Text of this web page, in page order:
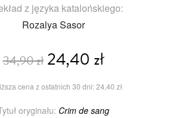
z języka katalońskiego:
Rozalya Sasor
34,90 zł24,40 zł
cena z ostatnich 30 dni: 24,40 zł
oryginału: Crim de sang